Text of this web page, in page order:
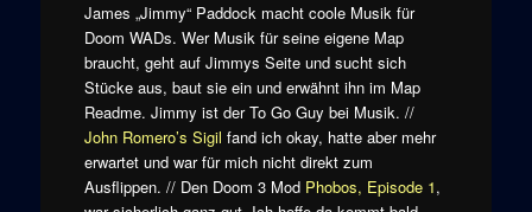
James „Jimmy“ Paddock macht coole Musik für
Doom WADs. Wer Musik für seine eigene Map
braucht, geht auf Jimmys Seite und sucht sich
Stücke aus, baut sie ein und erwähnt ihn im Map
Readme. Jimmy ist der To Go Guy bei Musik. //
John Romero’s Sigil fand ich okay, hatte aber mehr
erwartet und war für mich nicht direkt zum
Ausflippen. // Den Doom 3 Mod Phobos, Episode 1,